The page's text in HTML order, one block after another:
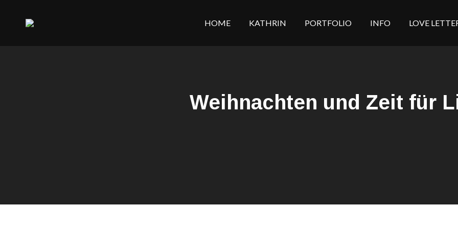
HOME KATHRIN PORTFOLIO INFO LOVE
Weihnachten und Zeit für